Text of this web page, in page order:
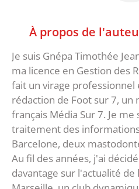
À propos de
Je suis Gnépa Timothée
ma licence en Gestion des
fait un virage professionnel
rédaction de Foot sur 7, un
français Média Sur 7. Je me
traitement des
Barcelone, deux
Au fil des années, j'ai
davantage sur l'actualité